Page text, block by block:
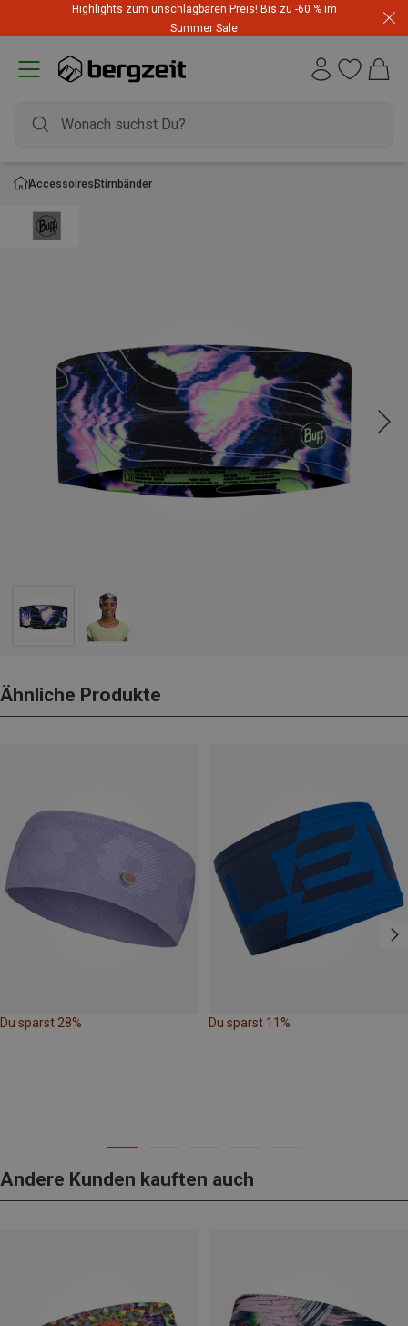
Highlights zum unschlagbaren Preis! Bis zu -60 % im
Summer Sale
AccessoiresStirnbänder
Ähnliche Produkte
Du sparst 28% Du sparst 11%
Andere Kunden kauften auch